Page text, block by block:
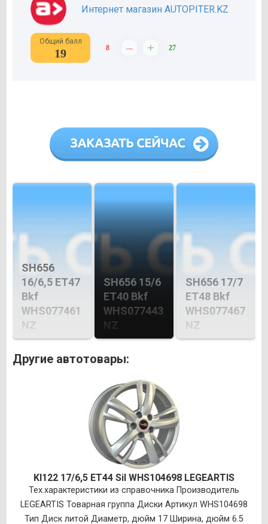
Интернет магазин AUTOPITER.KZ
Общий балл
19 8 – + 27
SH656
16/6,5 ET47
Bkf
WHS077461
NZ
SH656 15/6
ET40 Bkf
WHS077443
NZ
SH656 17/7
ET48 Bkf
WHS077467
NZ
Другие автотовары:
KI122 17/6,5 ET44 Sil WHS104698 LEGEARTIS
Тех.характеристики из справочника Производитель
LEGEARTIS Товарная группа Диски Артикул WHS104698
Тип Диск литой Диаметр, дюйм 17 Ширина, дюйм 6.5